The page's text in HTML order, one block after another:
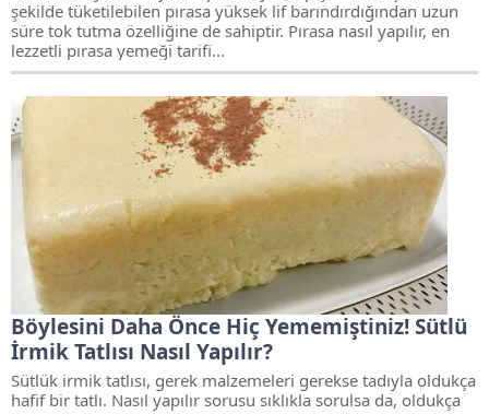
şekilde tüketilebilen pırasa yüksek lif barındırdığından uzun
süre tok tutma özelliğine de sahiptir. Pırasa nasıl yapılır, en
lezzetli pırasa yemeği tarifi...
Böylesini Daha Önce Hiç Yememiştiniz! Sütlü
İrmik Tatlısı Nasıl Yapılır?
Sütlük irmik tatlısı, gerek malzemeleri gerekse tadıyla oldukça
hafif bir tatlı. Nasıl yapılır sorusu sıklıkla sorulsa da, oldukça